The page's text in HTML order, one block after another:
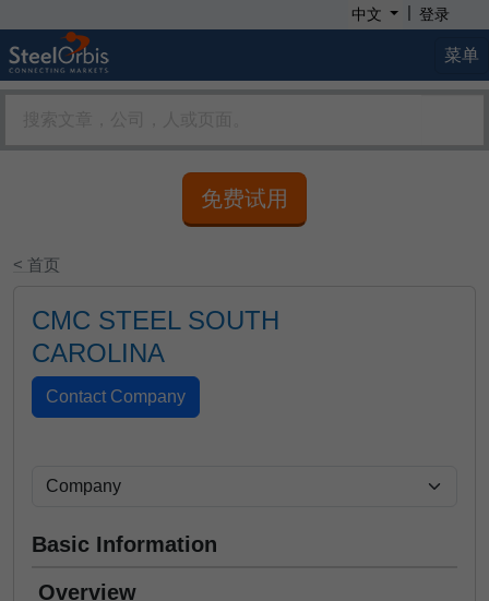
中文 | 登录
菜单
免费试用
< 首页
CMC STEEL SOUTH
CAROLINA
Basic Information
Overview